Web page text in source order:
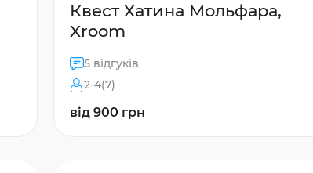
Квест Хатина Мольфара,
Xroom
5 відгуків
2-4(7)
від 900 грн